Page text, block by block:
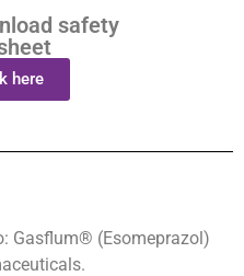
safety
here
Gasflum® (Esomeprazol)